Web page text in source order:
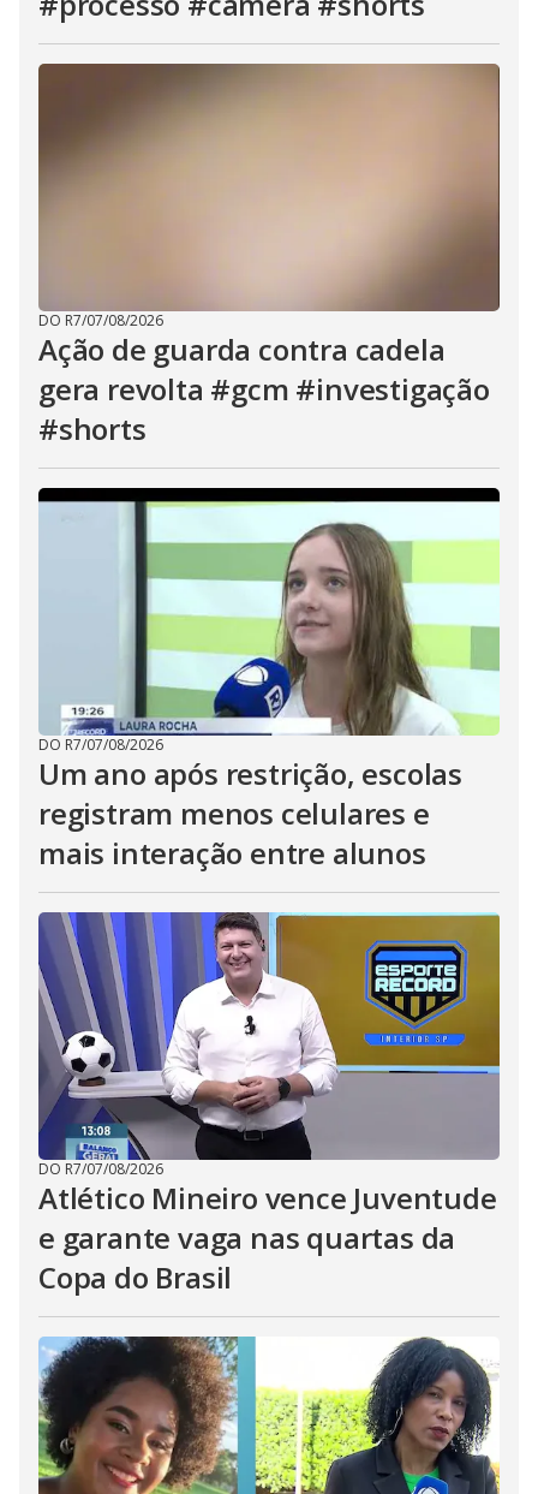
DO R7/07/08/2026
Ação de guarda contra cadela
gera revolta #gcm #investigação
#shorts
DO R7/07/08/2026
Um ano após restrição, escolas
registram menos celulares e
mais interação entre alunos
DO R7/07/08/2026
Atlético Mineiro vence Juventude
e garante vaga nas quartas da
Copa do Brasil